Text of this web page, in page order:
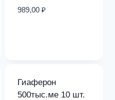
989,00 ₽
Гиаферон
500тыс.ме 10 шт.